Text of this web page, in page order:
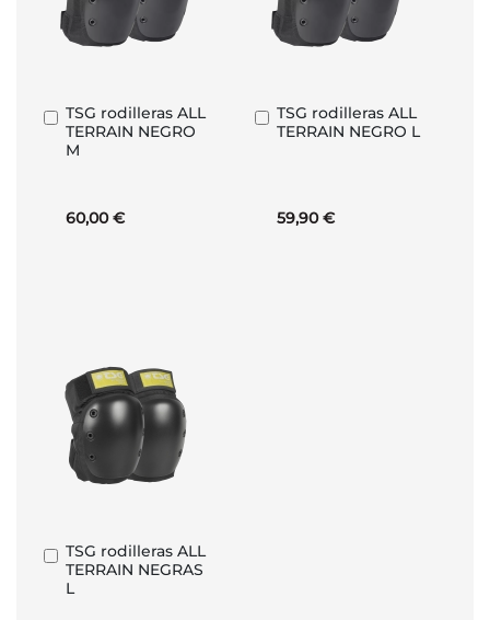
TSG rodilleras ALL
TERRAIN NEGRO
M
60,00 €
Añadir
al
carrito
TSG rodilleras ALL
TERRAIN NEGRO L
59,90 €
Añadir
al
TSG rodilleras ALL
TERRAIN NEGRAS
L
Añadir
al
carrito